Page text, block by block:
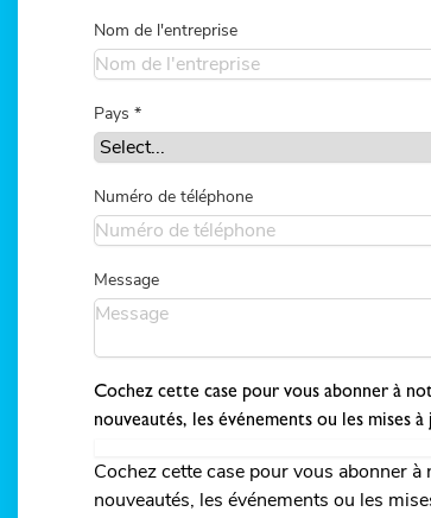
Nom de l'entreprise
Pays *
Numéro de téléphone
Message
Cochez cette case pour vous abonner à
nouveautés, les événements ou les mises
Cochez cette case pour vous abonner
nouveautés, les événements ou les